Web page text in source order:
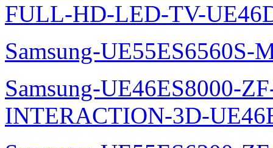
FULL-HD-LED-TV-
Samsung-UE55ES6560S-
Samsung-UE46ES8000-
INTERACTION-3D-